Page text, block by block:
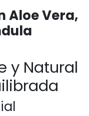
Aloe Vera,
y Natural